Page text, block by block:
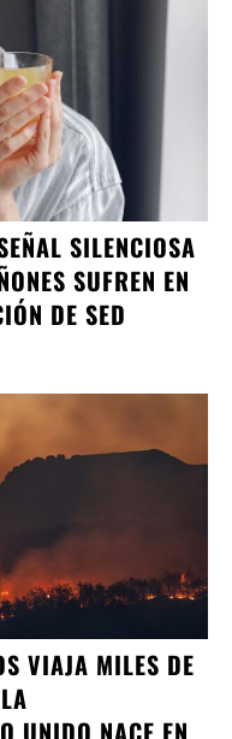
SILENCIOSA
SUFREN EN
DE SED
VIAJA MILES DE
UNIDO NACE EN